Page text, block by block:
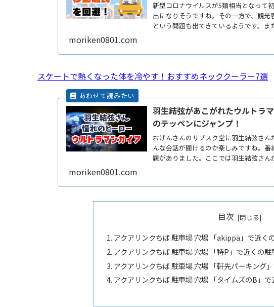
新型コロナウイルスが5類相当となって
出になりそうですね。その一方で、観光
という問題も出てきているようです。
moriken0801.com
スケートで熱くなった体を冷やす！おすすめネッククーラー7選
羽生結弦があこがれたウルトラ
のテッペンにジャンプ！
おげんさんのサブスク堂に羽生結弦さ
んな会話が聞けるのか楽しみですね。
題がありました。ここでは羽生結弦さ
moriken0801.com
目次
アクアリンクちば 駐車場 穴場 「akippa」で近く
アクアリンクちば 駐車場 穴場 「特P」で近くの駐
アクアリンクちば 駐車場 穴場 「軒先パーキング
アクアリンクちば 駐車場 穴場 「タイムズのB」